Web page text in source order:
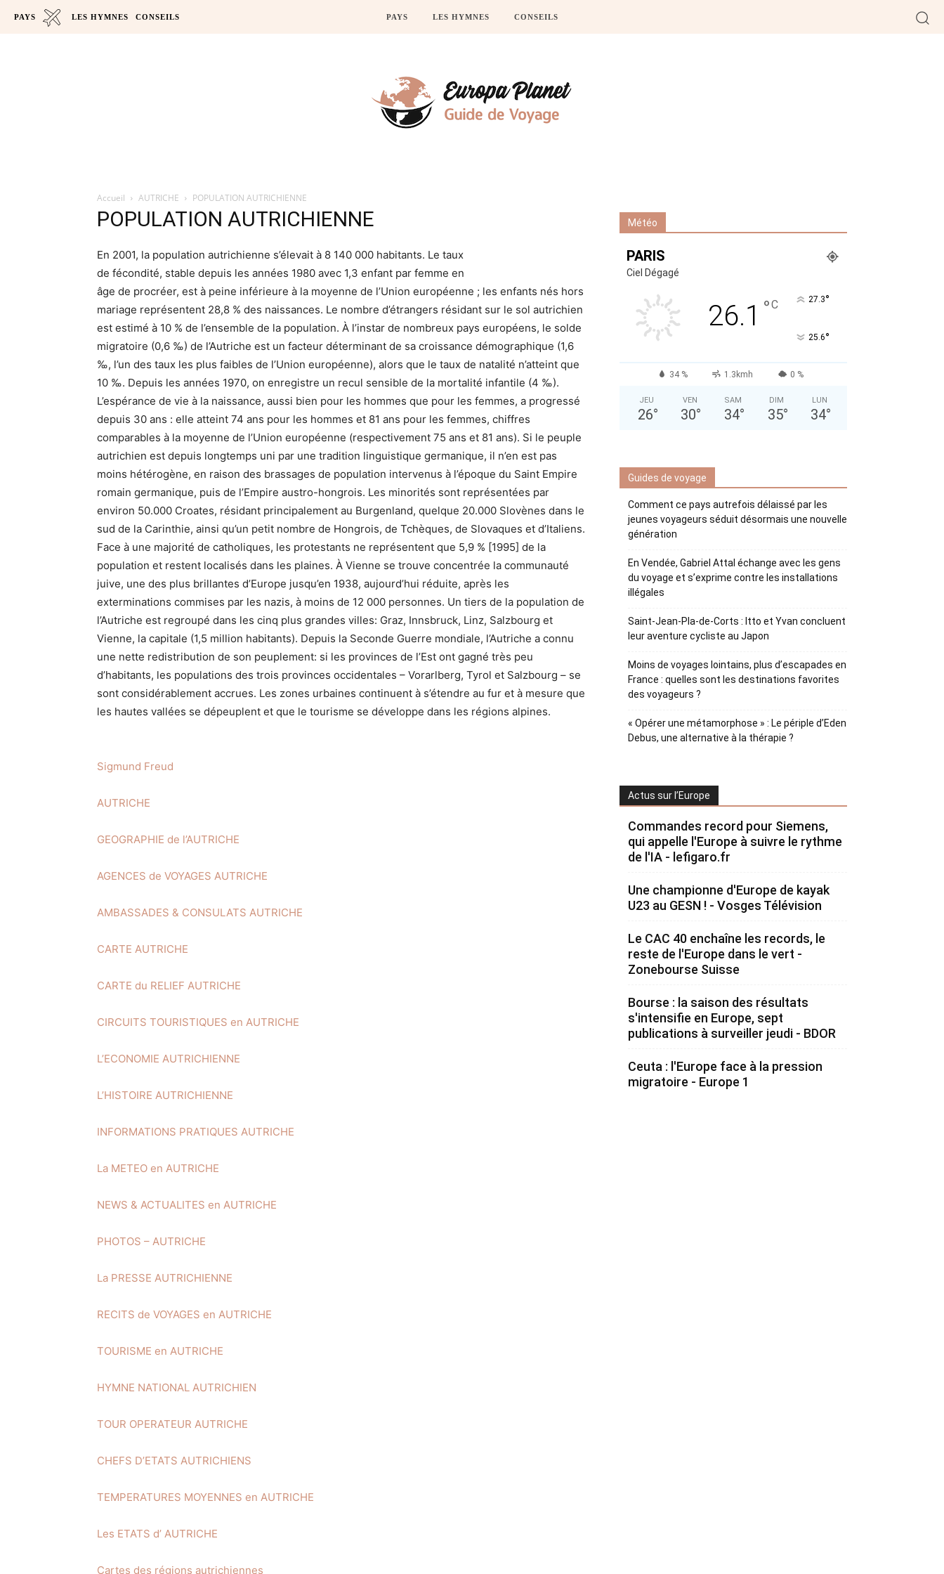
PAYS LES HYMNES CONSEILS PAYS LES HYMNES CONSEILS
Accueil AUTRICHE POPULATION AUTRICHIENNE
POPULATION AUTRICHIENNE
En 2001, la population autrichienne s’élevait à 8 140 000 habitants. Le taux
de fécondité, stable depuis les années 1980 avec 1,3 enfant par femme en
âge de procréer, est à peine inférieure à la moyenne de l’Union européenne ; les enfants nés hors
mariage représentent 28,8 % des naissances. Le nombre d’étrangers résidant sur le sol autrichien
est estimé à 10 % de l’ensemble de la population. À l’instar de nombreux pays européens, le solde
migratoire (0,6 ‰) de l’Autriche est un facteur déterminant de sa croissance démographique (1,6
‰, l’un des taux les plus faibles de l’Union européenne), alors que le taux de natalité n’atteint que
10 ‰. Depuis les années 1970, on enregistre un recul sensible de la mortalité infantile (4 ‰).
L’espérance de vie à la naissance, aussi bien pour les hommes que pour les femmes, a progressé
depuis 30 ans : elle atteint 74 ans pour les hommes et 81 ans pour les femmes, chiffres
comparables à la moyenne de l’Union européenne (respectivement 75 ans et 81 ans). Si le peuple
autrichien est depuis longtemps uni par une tradition linguistique germanique, il n’en est pas
moins hétérogène, en raison des brassages de population intervenus à l’époque du Saint Empire
romain germanique, puis de l’Empire austro-hongrois. Les minorités sont représentées par
environ 50.000 Croates, résidant principalement au Burgenland, quelque 20.000 Slovènes dans le
sud de la Carinthie, ainsi qu’un petit nombre de Hongrois, de Tchèques, de Slovaques et d’Italiens.
Face à une majorité de catholiques, les protestants ne représentent que 5,9 % [1995] de la
population et restent localisés dans les plaines. À Vienne se trouve concentrée la communauté
juive, une des plus brillantes d’Europe jusqu’en 1938, aujourd’hui réduite, après les
exterminations commises par les nazis, à moins de 12 000 personnes. Un tiers de la population de
l’Autriche est regroupé dans les cinq plus grandes villes: Graz, Innsbruck, Linz, Salzbourg et
Vienne, la capitale (1,5 million habitants). Depuis la Seconde Guerre mondiale, l’Autriche a connu
une nette redistribution de son peuplement: si les provinces de l’Est ont gagné très peu
d’habitants, les populations des trois provinces occidentales – Vorarlberg, Tyrol et Salzbourg – se
sont considérablement accrues. Les zones urbaines continuent à s’étendre au fur et à mesure que
les hautes vallées se dépeuplent et que le tourisme se développe dans les régions alpines.
Sigmund Freud
AUTRICHE
GEOGRAPHIE de l’AUTRICHE
AGENCES de VOYAGES AUTRICHE
AMBASSADES & CONSULATS AUTRICHE
CARTE AUTRICHE
CARTE du RELIEF AUTRICHE
CIRCUITS TOURISTIQUES en AUTRICHE
L’ECONOMIE AUTRICHIENNE
L’HISTOIRE AUTRICHIENNE
INFORMATIONS PRATIQUES AUTRICHE
La METEO en AUTRICHE
NEWS & ACTUALITES en AUTRICHE
PHOTOS – AUTRICHE
La PRESSE AUTRICHIENNE
RECITS de VOYAGES en AUTRICHE
TOURISME en AUTRICHE
HYMNE NATIONAL AUTRICHIEN
TOUR OPERATEUR AUTRICHE
CHEFS D’ETATS AUTRICHIENS
TEMPERATURES MOYENNES en AUTRICHE
Les ETATS d’ AUTRICHE
Cartes des régions autrichiennes
Météo
PARIS
Ciel Dégagé
26.1 °C 27.3°
25.6°
34 % 1.3kmh 0 %
JEU
26°
VEN
30°
SAM
34°
DIM
35°
LUN
34°
Guides de voyage
Comment ce pays autrefois délaissé par les
jeunes voyageurs séduit désormais une nouvelle
génération
En Vendée, Gabriel Attal échange avec les gens
du voyage et s’exprime contre les installations
illégales
Saint-Jean-Pla-de-Corts : Itto et Yvan concluent
leur aventure cycliste au Japon
Moins de voyages lointains, plus d’escapades en
France : quelles sont les destinations favorites
des voyageurs ?
« Opérer une métamorphose » : Le périple d’Eden
Debus, une alternative à la thérapie ?
Actus sur l’Europe
Commandes record pour Siemens,
qui appelle l'Europe à suivre le rythme
de l'IA - lefigaro.fr
Une championne d'Europe de kayak
U23 au GESN ! - Vosges Télévision
Le CAC 40 enchaîne les records, le
reste de l'Europe dans le vert -
Zonebourse Suisse
Bourse : la saison des résultats
s'intensifie en Europe, sept
publications à surveiller jeudi - BDOR
Ceuta : l'Europe face à la pression
migratoire - Europe 1